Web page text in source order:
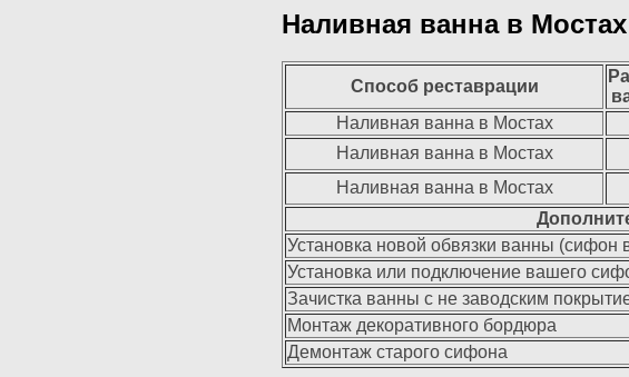
Наливная ванна в
Способ реставрации
Наливная ванна в Мостах
Наливная ванна в Мостах
Наливная ванна в Мостах
Установка новой обвязки ванны (сифон
Установка или подключение вашего
Зачистка ванны с не заводским
Монтаж декоративного бордюра
Демонтаж старого сифона